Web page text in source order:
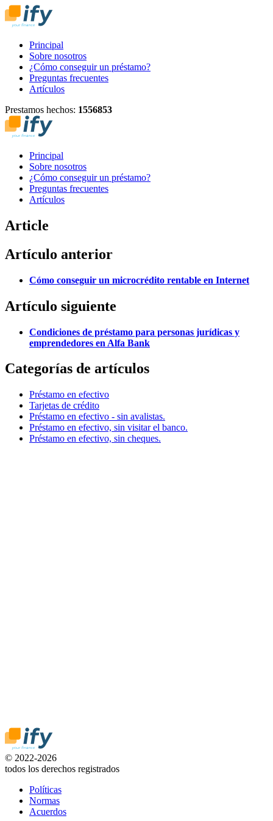
Principal
Sobre nosotros
¿Cómo conseguir un préstamo?
Preguntas frecuentes
Artículos
Prestamos hechos: 1556853
Principal
Sobre nosotros
¿Cómo conseguir un préstamo?
Preguntas frecuentes
Artículos
Article
Artículo anterior
Cómo conseguir un microcrédito rentable en Internet
Artículo siguiente
Condiciones de préstamo para personas jurídicas y
emprendedores en Alfa Bank
Categorías de artículos
Préstamo en efectivo
Tarjetas de crédito
Préstamo en efectivo - sin avalistas.
Préstamo en efectivo, sin visitar el banco.
Préstamo en efectivo, sin cheques.
© 2022-2026
todos los derechos registrados
Políticas
Normas
Acuerdos